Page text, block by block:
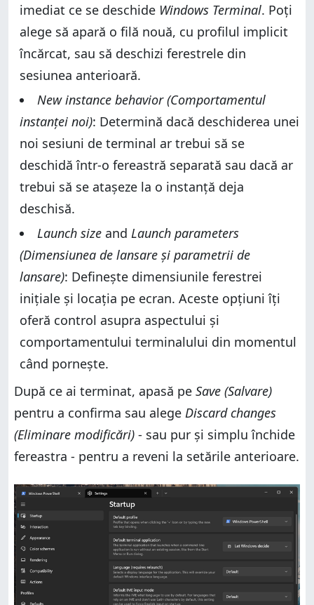
imediat ce se deschide Windows Terminal. Poți
alege să apară o filă nouă, cu profilul implicit
încărcat, sau să deschizi ferestrele din
sesiunea anterioară.
New instance behavior (Comportamentul
instanței noi): Determină dacă deschiderea unei
noi sesiuni de terminal ar trebui să se
deschidă într-o fereastră separată sau dacă ar
trebui să se atașeze la o instanță deja
deschisă.
Launch size and Launch parameters
(Dimensiunea de lansare și parametrii de
lansare): Definește dimensiunile ferestrei
inițiale și locația pe ecran. Aceste opțiuni îți
oferă control asupra aspectului și
comportamentului terminalului din momentul
când pornește.
După ce ai terminat, apasă pe Save (Salvare)
pentru a confirma sau alege Discard changes
(Eliminare modificări) - sau pur și simplu închide
fereastra - pentru a reveni la setările anterioare.